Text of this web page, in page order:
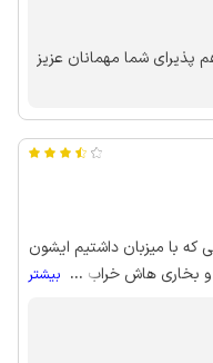
پذیرای شما مهمانان عزیز
با میزبان داشتیم ایشون
به نحوی پیچوندن ویلا به شدت سرد بود و بخاری هاش خراب اینقدر
استثنا دید کامل نسبت
... بیشتر